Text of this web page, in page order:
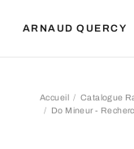
ARNAUD QUERCY
Accueil
Catalogue
Do Mineur -